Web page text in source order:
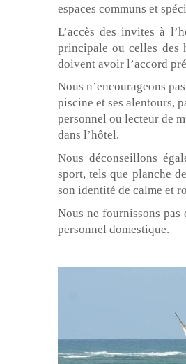
espaces communs et
L’accès des invites à
principale ou celles
doivent avoir l’accord
Nous n’encourageons
piscine et ses alentours,
personnel ou lecteur de
dans l’hôtel.
Nous déconseillons
sport, tels que planche
son identité de calme et
Nous ne fournissons
personnel domestique.